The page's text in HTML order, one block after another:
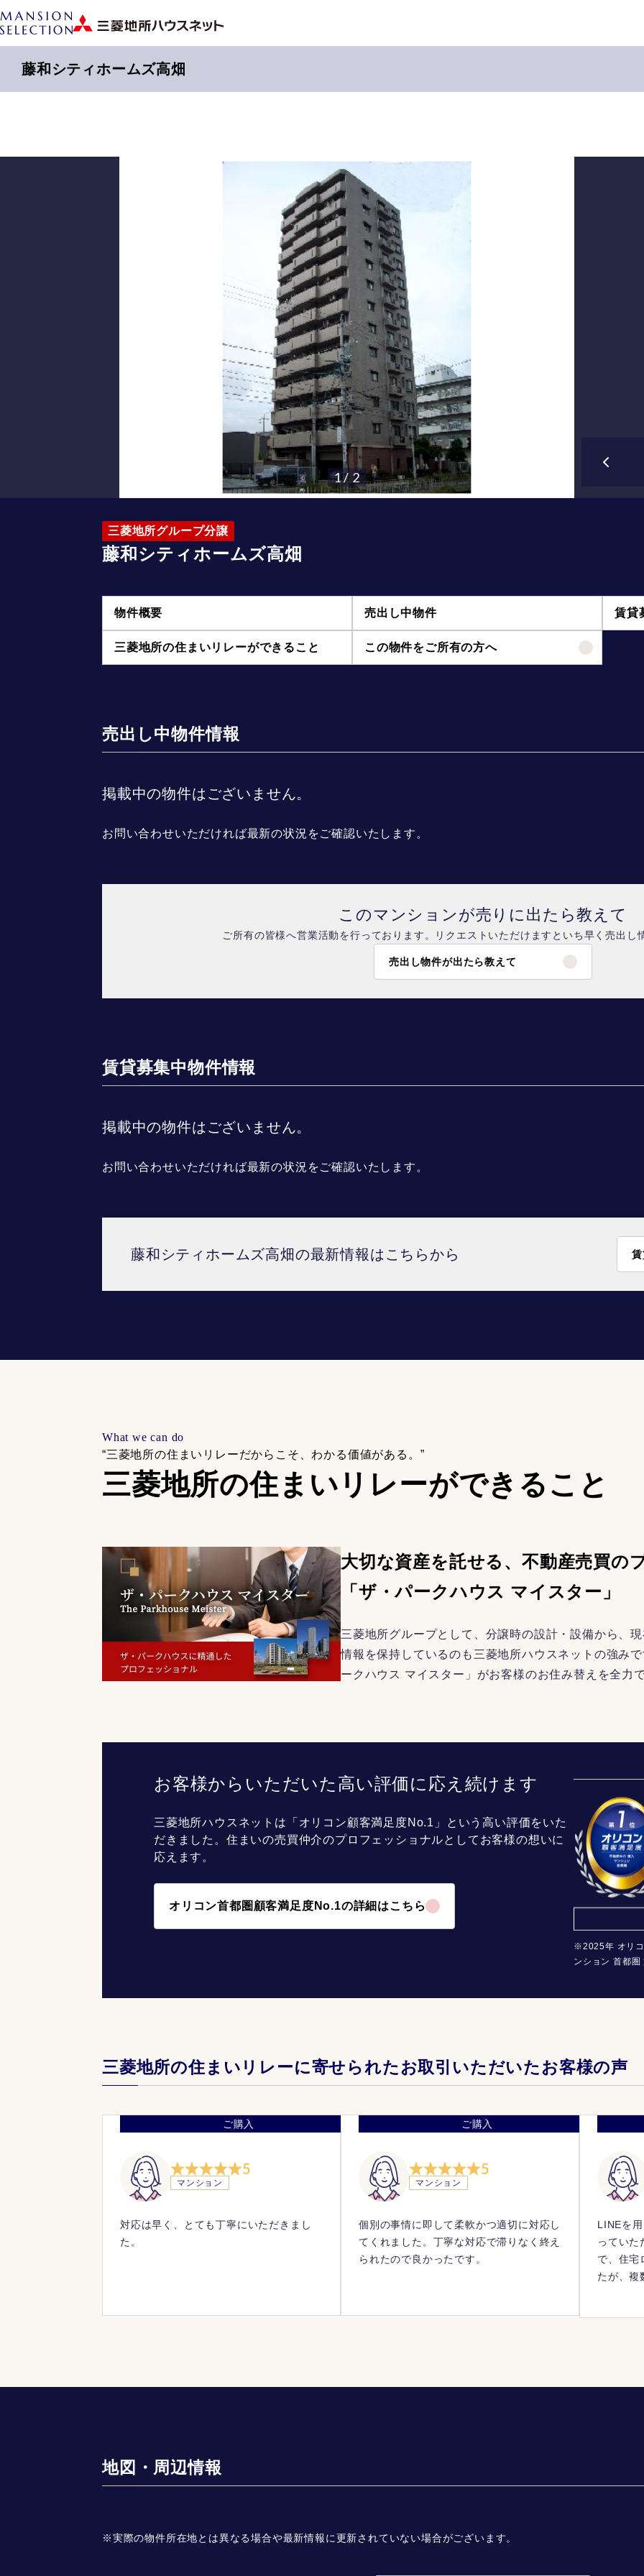
藤和シティホームズ高畑
1 / 2
三菱地所グループ分譲
藤和シティホームズ高畑
物件概要 売出し中物件 賃貸
三菱地所の住まいリレーができること この物件をご所有の方へ
売出し中物件情報
掲載中の物件はございません。
お問い合わせいただければ最新の状況をご確認いたします。
このマンションが売りに出たら教えて
ご所有の皆様へ営業活動を行っております。リクエストいただけますといち早く売出し
売出し物件が出たら教えて
賃貸募集中物件情報
掲載中の物件はございません。
お問い合わせいただければ最新の状況をご確認いたします。
藤和シティホームズ高畑の最新情報はこちらから
What we can do
“三菱地所の住まいリレーだからこそ、 わかる価値がある。”
三菱地所の住まいリレーができること
大切な資産を託せる、不動産売買の
「ザ・パークハウス マイスター」
三菱地所グループとして、分譲時の設計・設備から、
情報を保持しているのも三菱地所ハウスネットの強み
ークハウス マイスター」がお客様のお住み替えを全力
お客様からいただいた高い評価に応え続けます
三菱地所ハウスネットは「オリコン顧客満足度No.1」という高い評価をいた
だきました。住まいの売買仲介のプロフェッショナルとしてお客様の想いに
応えます。
オリコン首都圏顧客満足度No.1の詳細はこちら
※2025年 オリ
ンション 首都圏
三菱地所の住まいリレーに寄せられたお取引いただいたお客様の声
ご購入
5
マンション
対応は早く、とても丁寧にいただきまし
た。
ご購入
5
マンション
個別の事情に即して柔軟かつ適切に対応し
てくれました。丁寧な対応で滞りなく終え
られたので良かったです。
LINEを
っていた
で、住宅
たが、複
地図・周辺情報
※実際の物件所在地とは異なる場合や最新情報に更新されていない場合がございます。